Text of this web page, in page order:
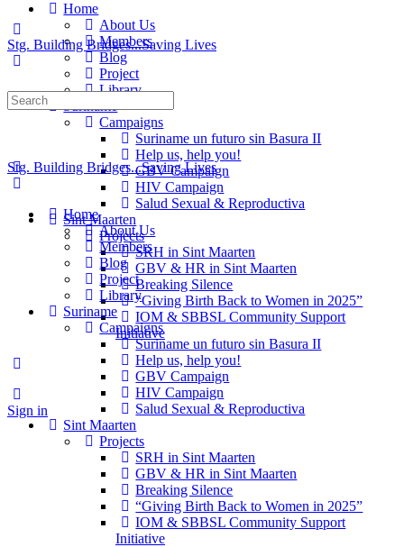
Home
About Us
Members
Blog
Project
Library
Suriname
Campaigns
Suriname un futuro sin Basura II
Help us, help you!
GBV Campaign
HIV Campaign
Salud Sexual & Reproductiva
Sint Maarten
Projects
SRH in Sint Maarten
GBV & HR in Sint Maarten
Breaking Silence
“Giving Birth Back to Women in 2025”
IOM & SBBSL Community Support
Initiative
Sign in
Stg. Building Bridges...Saving Lives
Stg. Building Bridges...Saving Lives
Home
About Us
Members
Blog
Project
Library
Suriname
Campaigns
Suriname un futuro sin Basura II
Help us, help you!
GBV Campaign
HIV Campaign
Salud Sexual & Reproductiva
Sint Maarten
Projects
SRH in Sint Maarten
GBV & HR in Sint Maarten
Breaking Silence
“Giving Birth Back to Women in 2025”
IOM & SBBSL Community Support
Initiative